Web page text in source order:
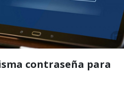
contraseña para